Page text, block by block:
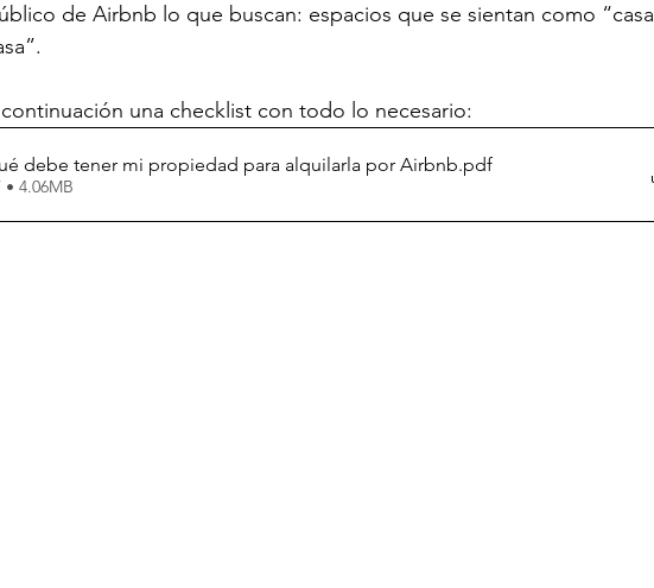
de Airbnb lo que buscan: espacios que se sientan como “casa
una checklist con todo lo necesario:
debe tener mi propiedad para alquilarla por Airbnb.pdf
4.06MB